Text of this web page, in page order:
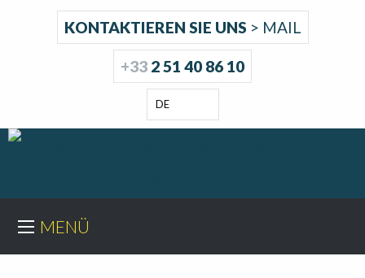
KONTAKTIEREN SIE UNS > MAIL
+33 2 51 40 86 10
DE
MENÜ